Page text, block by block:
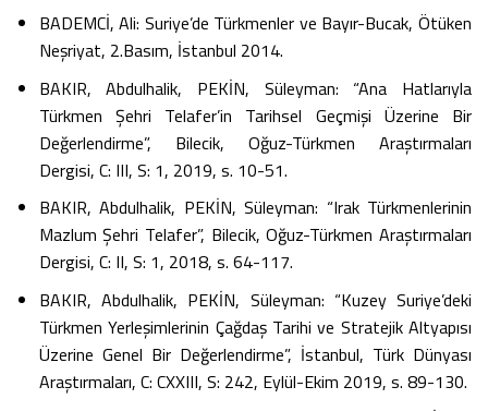
BADEMCİ, Ali: Suriye’de Türkmenler ve Bayır-Bucak, Ötüken
Neşriyat, 2.Basım, İstanbul 2014.
BAKIR, Abdulhalik, PEKİN, Süleyman: “Ana Hatlarıyla
Türkmen Şehri Telafer’in Tarihsel Geçmişi Üzerine Bir
Değerlendirme”, Bilecik, Oğuz-Türkmen Araştırmaları
Dergisi, C: III, S: 1, 2019, s. 10-51.
BAKIR, Abdulhalik, PEKİN, Süleyman: “Irak Türkmenlerinin
Mazlum Şehri Telafer”, Bilecik, Oğuz-Türkmen Araştırmaları
Dergisi, C: II, S: 1, 2018, s. 64-117.
BAKIR, Abdulhalik, PEKİN, Süleyman: “Kuzey Suriye’deki
Türkmen Yerleşimlerinin Çağdaş Tarihi ve Stratejik Altyapısı
Üzerine Genel Bir Değerlendirme”, İstanbul, Türk Dünyası
Araştırmaları, C: CXXIII, S: 242, Eylül-Ekim 2019, s. 89-130.